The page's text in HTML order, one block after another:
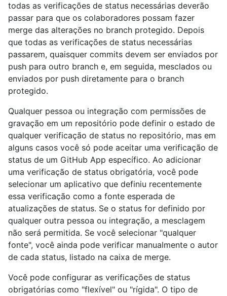
todas as verificações de status necessárias deverão
passar para que os colaboradores possam fazer
merge das alterações no branch protegido. Depois
que todas as verificações de status necessárias
passarem, quaisquer commits devem ser enviados por
push para outro branch e, em seguida, mesclados ou
enviados por push diretamente para o branch
protegido.
Qualquer pessoa ou integração com permissões de
gravação em um repositório pode definir o estado de
qualquer verificação de status no repositório, mas em
alguns casos você só pode aceitar uma verificação de
status de um GitHub App específico. Ao adicionar
uma verificação de status obrigatória, você pode
selecionar um aplicativo que definiu recentemente
essa verificação como a fonte esperada de
atualizações de status. Se o status for definido por
qualquer outra pessoa ou integração, a mesclagem
não será permitida. Se você selecionar "qualquer
fonte", você ainda pode verificar manualmente o autor
de cada status, listado na caixa de merge.
Você pode configurar as verificações de status
obrigatórias como "flexível" ou "rígida". O tipo de